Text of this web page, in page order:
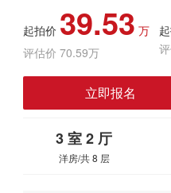
起拍价 39.53 万
评估价 70.59万
立即报名
3 室 2 厅
洋房/共 8 层